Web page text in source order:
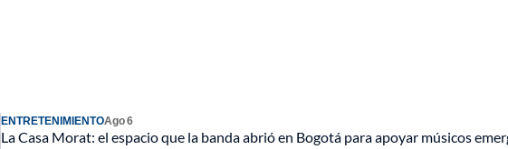
ENTRETENIMIENTOAgo 6
La Casa Morat: el espacio que la banda abrió en Bogotá para apoyar músicos